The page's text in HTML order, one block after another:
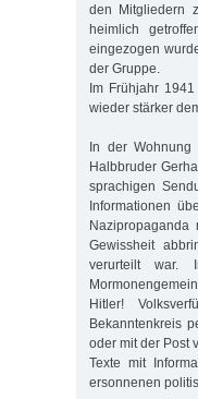
den Mitgliedern
heimlich
eingezogen
der Gruppe.
Im Frühjahr
wieder stärker
In der
Halbbruder
sprachigen
Informationen
Gewissheit
verurteilt war.
Hitler!
Bekanntenkreis
oder mit der Post
Texte mit
ersonnenen